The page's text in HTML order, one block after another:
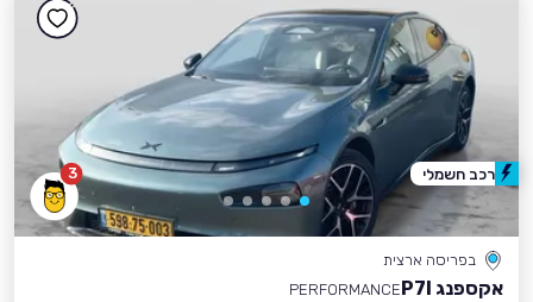
3
בפריסה ארצית
אקספנג P7I
PERFORMANCE
רכב חשמלי